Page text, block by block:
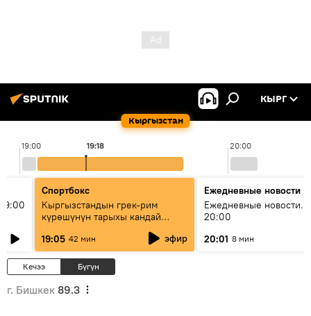
Кыргызстан
КЫРГ
19:00 20:00
19:18
Спортбокс
Кыргызстандын грек-рим
күрөшүнүн тарыхы кандай
19:05 42 мин эфир
Ежедневные новости
Ежедневные новости.
20:00
20:01 8 мин
Кечээ Бүгүн
г. Бишкек 89.3